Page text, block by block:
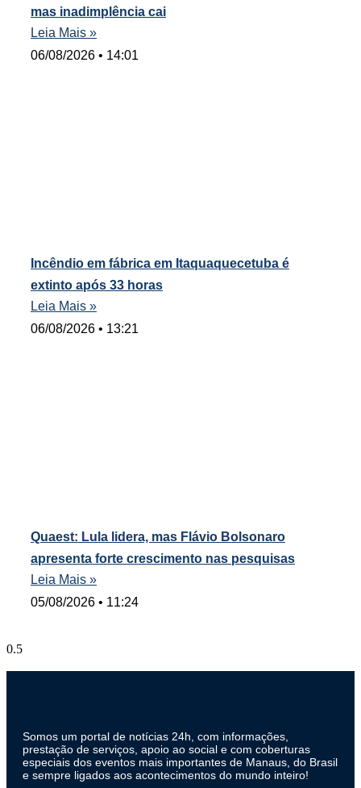
mas inadimplência cai
Leia Mais »
06/08/2026
14:01
Incêndio em fábrica em Itaquaquecetuba é
extinto após 33 horas
Leia Mais »
06/08/2026
13:21
Quaest: Lula lidera, mas Flávio Bolsonaro
apresenta forte crescimento nas pesquisas
Leia Mais »
05/08/2026
11:24
Somos um portal de notícias 24h, com informações,
prestação de serviços, apoio ao social e com coberturas
especiais dos eventos mais importantes de Manaus, do Brasil
e sempre ligados aos acontecimentos do mundo inteiro!